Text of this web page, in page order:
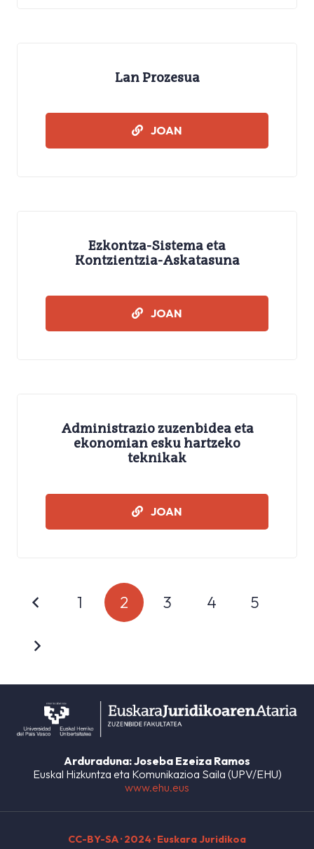
Lan Prozesua
JOAN
Ezkontza-Sistema eta
Kontzientzia-Askatasuna
JOAN
Administrazio zuzenbidea eta
ekonomian esku hartzeko
teknikak
JOAN
1 2 3 4 5
Arduraduna: Joseba Ezeiza Ramos
Euskal Hizkuntza eta Komunikazioa Saila (UPV/EHU)
www.ehu.eus
CC-BY-SA· 2024 · Euskara Juridikoa